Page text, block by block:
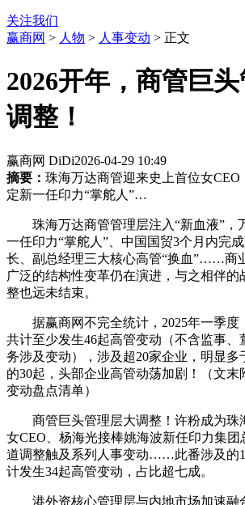
关注我们
赢商网 > 人物 > 人事变动 > 正文
2026开年，商管巨
调整！
赢商网 DiDi2026-04-29 10:49
摘要： 珠海万达商管迎来史上首位女CEO
定新一任印力“掌舵人”…
珠海万达商管管理层注入“新血液”，
一任印力“掌舵人”、中国国贸3个月内完
长、副总经理三大核心高管“换血”……商
广泛的结构性变革仍在演进，与之相伴的
整也远未结束。
据赢商网不完全统计，2025年一季度
共计至少发生46起高管变动（不含监事、
务涉及变动），涉及超20家企业，明显多
的30起，头部企业高管动荡加剧！（文末
变动盘点清单）
商管巨头管理层大调整！许粉成为珠
女CEO、杨海光接棒姚海波新任印力集团
道调整触及系列人事变动……此番涉及的
计发生34起高管变动，占比超七成。
港外资核心管理层与内地市场加速融